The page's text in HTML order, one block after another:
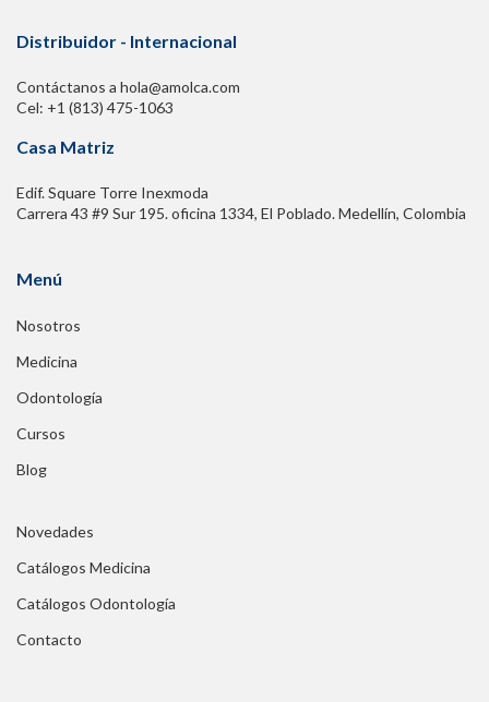
Distribuidor - Internacional
Contáctanos a hola@amolca.com
Cel: +1 (813) 475-1063
Casa Matriz
Edif. Square Torre Inexmoda
Carrera 43 #9 Sur 195. oficina 1334, El Poblado. Medellín, Colombia
Menú
Nosotros
Medicina
Odontología
Cursos
Blog
Novedades
Catálogos Medicina
Catálogos Odontología
Contacto